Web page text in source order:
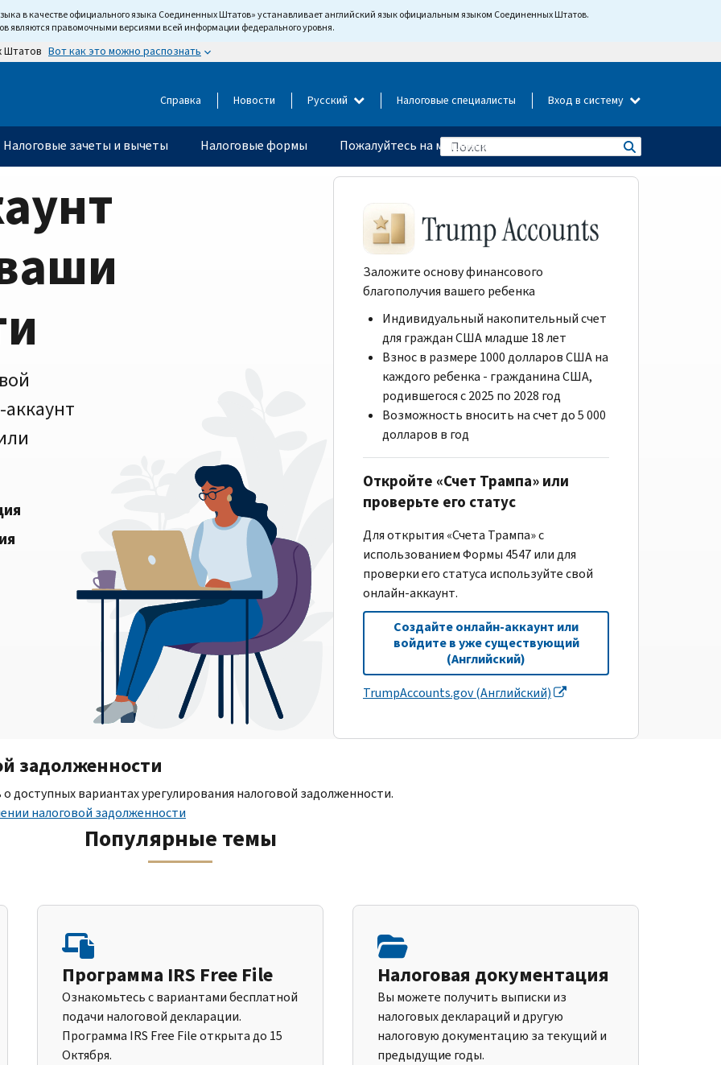
в качестве официального языка Соединенных Штатов» устанавливает английский язык официальным языком Соединенных Штатов.
являются правомочными версиями всей информации федерального уровня.
Штатов Вот как это можно распознать
Справка Новости Русский Налоговые специалисты Вход в систему
Налоговые зачеты и вычеты Налоговые формы Пожалуйтесь на мошенничество
Заложите основу финансового
благополучия вашего ребенка
Индивидуальный накопительный счет
для граждан США младше 18 лет
Взнос в размере 1000 долларов США на
каждого ребенка - гражданина США,
родившегося с 2025 по 2028 год
Возможность вносить на счет до 5 000
долларов в год
Откройте «Счет Трампа» или
проверьте его статус
Для открытия «Счета Трампа» с
использованием Формы 4547 или для
проверки его статуса используйте свой
онлайн-аккаунт.
Создайте онлайн-аккаунт или
войдите в уже существующий
(Английский)
TrumpAccounts.gov (Английский)
задолженности
доступных вариантах урегулирования налоговой задолженности.
налоговой задолженности
Популярные темы
Программа IRS Free File
Ознакомьтесь с вариантами бесплатной
подачи налоговой декларации.
Программа IRS Free File открыта до 15
Октября.
Налоговая документация
Вы можете получить выписки из
налоговых деклараций и другую
налоговую документацию за текущий и
предыдущие годы.